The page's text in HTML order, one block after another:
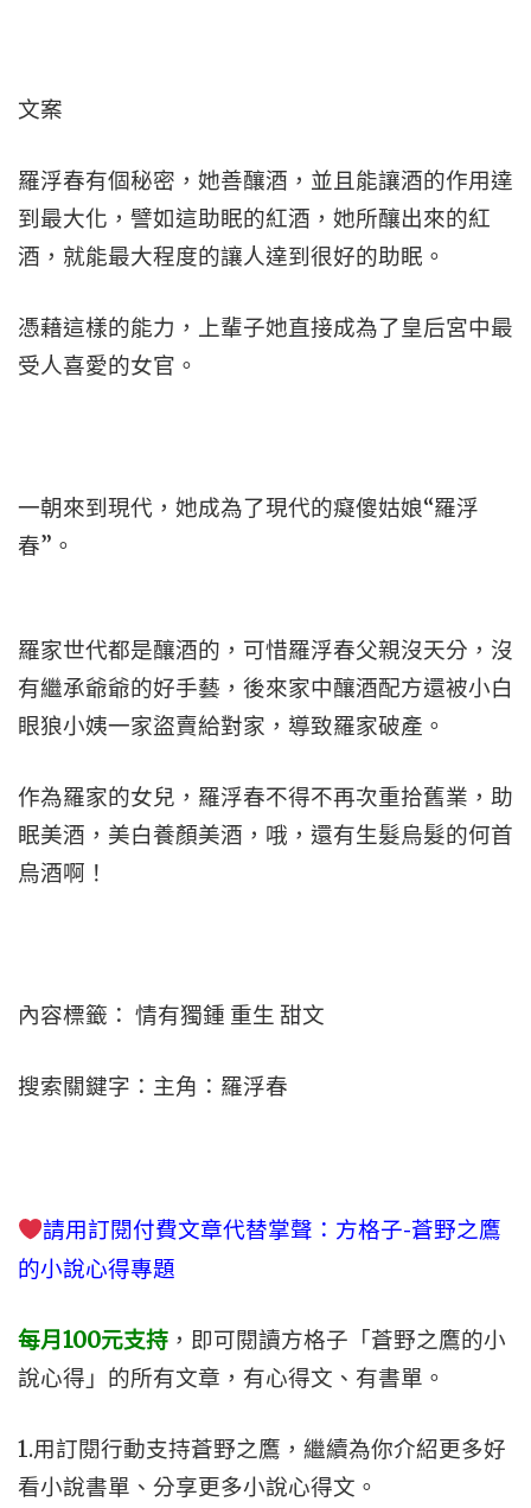
文案
羅浮春有個秘密，她善釀酒，並且能讓酒的作用達
到最大化，譬如這助眠的紅酒，她所釀出來的紅
酒，就能最大程度的讓人達到很好的助眠。
憑藉這樣的能力，上輩子她直接成為了皇后宮中最
受人喜愛的女官。
一朝來到現代，她成為了現代的癡傻姑娘“羅浮
春”。
羅家世代都是釀酒的，可惜羅浮春父親沒天分，沒
有繼承爺爺的好手藝，後來家中釀酒配方還被小白
眼狼小姨一家盜賣給對家，導致羅家破產。
作為羅家的女兒，羅浮春不得不再次重拾舊業，助
眠美酒，美白養顏美酒，哦，還有生髮烏髮的何首
烏酒啊！
內容標籤： 情有獨鍾 重生 甜文
搜索關鍵字：主角：羅浮春
請用訂閱付費文章代替掌聲 ：方格子-蒼野之鷹
的小說心得專題
每月100元支持 ，即可閱讀方格子「蒼野之鷹的小
說心得」的所有文章，有心得文、有書單。
1.用訂閱行動支持蒼野之鷹，繼續為你介紹更多好
看小說書單、分享更多小說心得文。